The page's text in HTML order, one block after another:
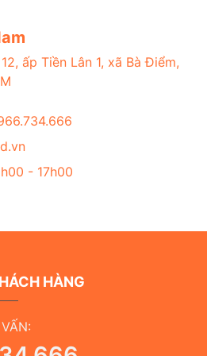
ấp Tiền Lân 1, xã Bà Điểm,
- 17h00
HÀNG